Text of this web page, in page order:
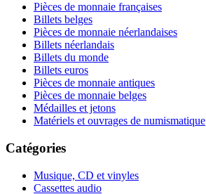
Pièces de monnaie françaises
Billets belges
Pièces de monnaie néerlandaises
Billets néerlandais
Billets du monde
Billets euros
Pièces de monnaie antiques
Pièces de monnaie belges
Médailles et jetons
Matériels et ouvrages de numismatique
Catégories
Musique, CD et vinyles
Cassettes audio